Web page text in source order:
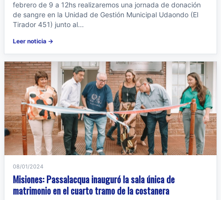
febrero de 9 a 12hs realizaremos una jornada de donación
de sangre en la Unidad de Gestión Municipal Udaondo (El
Tirador 451) junto al...
Leer noticia →
08/01/2024
Misiones: Passalacqua inauguró la sala única de
matrimonio en el cuarto tramo de la costanera